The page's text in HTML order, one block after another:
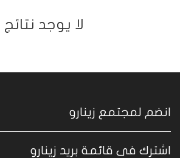
ﻻ يوجد نتائج
انضم لمجتمع زينارو
اشترك فى قائمة بريد زينارو